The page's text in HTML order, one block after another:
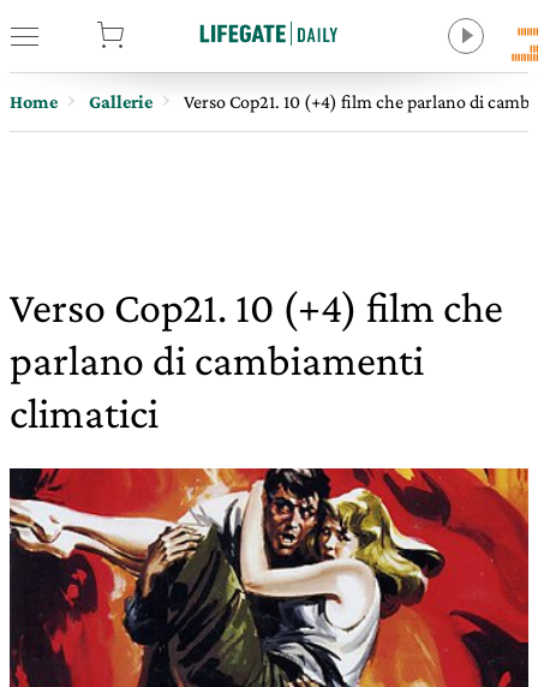
Home Gallerie Verso Cop21. 10 (+4) film che parlano di
Verso Cop21. 10 (+4) film che
parlano di cambiamenti
climatici